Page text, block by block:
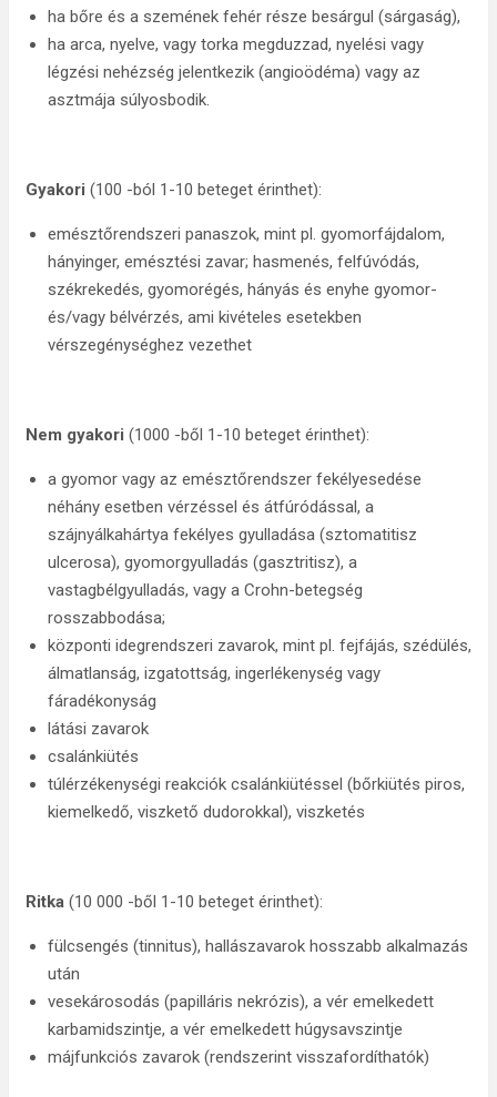
ha bőre és a szemének fehér része besárgul (sárgaság),
ha arca, nyelve, vagy torka megduzzad, nyelési vagy
légzési nehézség jelentkezik (angioödéma) vagy az
asztmája súlyosbodik.
Gyakori (100 -ból 1-10 beteget érinthet):
emésztőrendszeri panaszok, mint pl. gyomorfájdalom,
hányinger, emésztési zavar; hasmenés, felfúvódás,
székrekedés, gyomorégés, hányás és enyhe gyomor-
és/vagy bélvérzés, ami kivételes esetekben
vérszegénységhez vezethet
Nem gyakori (1000 -ből 1-10 beteget érinthet):
a gyomor vagy az emésztőrendszer fekélyesedése
néhány esetben vérzéssel és átfúródással, a
szájnyálkahártya fekélyes gyulladása (sztomatitisz
ulcerosa), gyomorgyulladás (gasztritisz), a
vastagbélgyulladás, vagy a Crohn-betegség
rosszabbodása;
központi idegrendszeri zavarok, mint pl. fejfájás, szédülés,
álmatlanság, izgatottság, ingerlékenység vagy
fáradékonyság
látási zavarok
csalánkiütés
túlérzékenységi reakciók csalánkiütéssel (bőrkiütés piros,
kiemelkedő, viszkető dudorokkal), viszketés
Ritka (10 000 -ből 1-10 beteget érinthet):
fülcsengés (tinnitus), hallászavarok hosszabb alkalmazás
után
vesekárosodás (papilláris nekrózis), a vér emelkedett
karbamidszintje, a vér emelkedett húgysavszintje
májfunkciós zavarok (rendszerint visszafordíthatók)